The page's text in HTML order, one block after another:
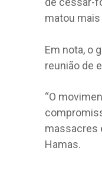
matou
Em nota, o
reunião de
“O
massacres
Hamas.